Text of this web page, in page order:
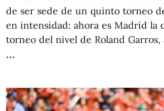
de ser sede de un quinto torneo
en intensidad: ahora es Madrid la
torneo del nivel de Roland Garros,